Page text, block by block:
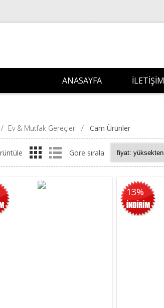
ANASAYFA İLETIŞIM
/ Ev & Mutfak Gereçleri / Cam Ürünler
Göre sırala
13%